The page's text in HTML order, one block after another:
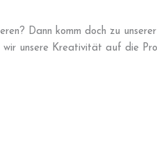
Dann komm doch zu
wir unsere Kreativität auf die